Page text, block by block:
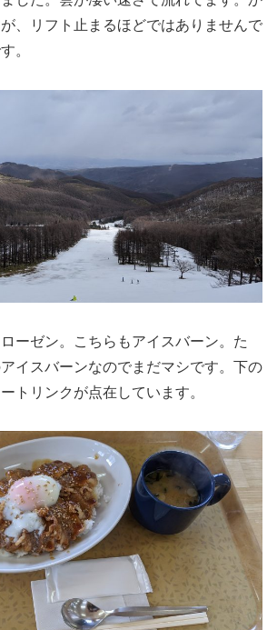
、リフト止まるほどではありませんで
。
ーゼン。こちらもアイスバーン。た
イスバーンなのでまだマシです。下の
トリンクが点在しています。